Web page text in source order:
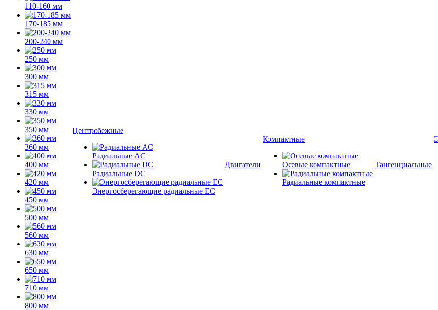
110-160 мм
170-185 мм
200-240 мм
250 мм
300 мм
315 мм
330 мм
350 мм
360 мм
400 мм
420 мм
450 мм
500 мм
560 мм
630 мм
650 мм
710 мм
800 мм
Центробежные
Радиальные AC
Радиальные DC
Энергосберегающие радиальные EC
Двигатели
Компактные
Осевые компактные
Радиальные компактные
Тангенциальные